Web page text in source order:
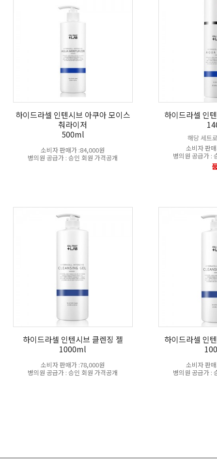
하이드라셀 인텐시브 아쿠아 모이스
춰라이저
500ml
소비자 판매가 :84,000원
병의원 공급가 : 승인 회원 가격공개
하이드라셀 인
해당 세트
소비자 판
병의원 공급가 :
하이드라셀 인텐시브 클렌징 젤
1000ml
소비자 판매가 :78,000원
병의원 공급가 : 승인 회원 가격공개
하이드라셀 인
소비자 판
병의원 공급가 :